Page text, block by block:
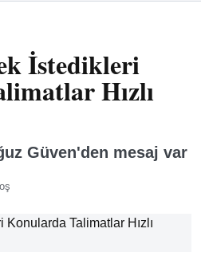
İstedikleri
Hızlı
Güven'den mesaj var